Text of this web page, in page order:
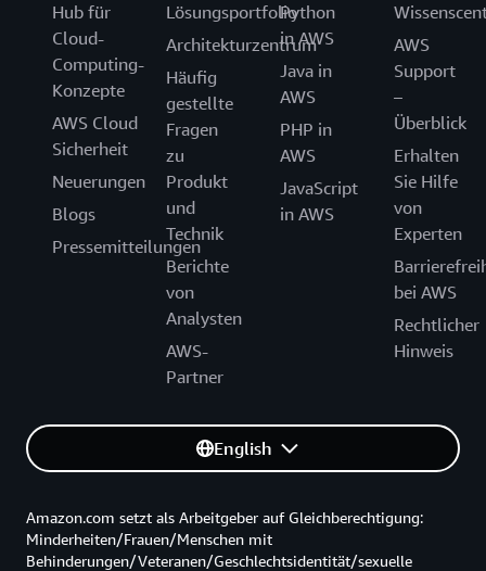
Hub für
Cloud-
Computing-
Konzepte
AWS Cloud
Sicherheit
Neuerungen
Blogs
Pressemitteilungen
Lösungsportfolio
Architekturzentrum
Häufig
gestellte
Fragen
zu
Produkt
und
Technik
Berichte
von
Analysten
AWS-
Partner
Python
in AWS
Java in
AWS
PHP in
AWS
JavaScript
in AWS
AWS
Support
–
Überblick
Erhalten
Sie Hilfe
von
Experten
bei AWS
Rechtlicher
Hinweis
English
Amazon.com setzt als Arbeitgeber auf Gleichberechtigung:
Minderheiten/Frauen/Menschen mit
Behinderungen/Veteranen/Geschlechtsidentität/sexuelle